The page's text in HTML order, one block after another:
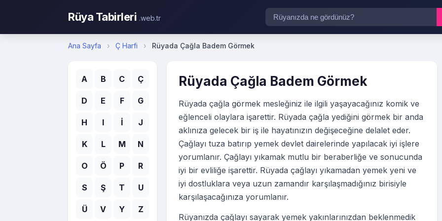
Rüya Tabirleri .web.tr
Ana Sayfa › Ç Harfi › Rüyada Çağla Badem Görmek
A B C Ç
D E F G
H I İ J
K L M N
O Ö P R
S Ş T U
Ü V Y Z
Rüyada Çağla Badem Görmek
Rüyada çağla görmek mesleğiniz ile ilgili yaşayacağınız komik ve
eğlenceli olaylara işarettir. Rüyada çağla yediğini görmek bir anda
aklınıza gelecek bir iş ile hayatınızın değişeceğine delalet eder.
Çağlayı tuza batırıp yemek devlet dairelerinde yapılacak iyi işlere
yorumlanır. Çağlayı yıkamak mutlu bir beraberliğe ve sonucunda
iyi bir evliliğe işarettir. Rüyada çağlayı yıkamadan yemek yeni ve
iyi dostluklara veya uzun zamandır karşılaşmadığınız birisiyle
karşılaşacağınıza yorumlanır.
Rüyanızda çağlayı sayarak yemek yakınlarınızdan beklenmedik